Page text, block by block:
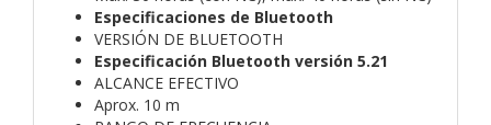
Especificaciones de Bluetooth
VERSIÓN DE BLUETOOTH
Especificación Bluetooth versión 5.21
ALCANCE EFECTIVO
Aprox. 10 m